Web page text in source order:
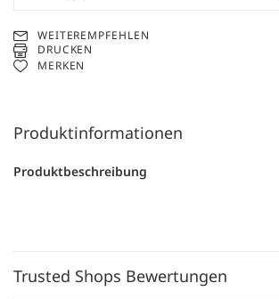
WEITEREMPFEHLEN
DRUCKEN
MERKEN
Produktinformationen
Produktbeschreibung
Trusted Shops Bewertungen